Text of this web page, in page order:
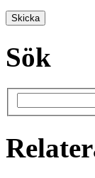
Sök